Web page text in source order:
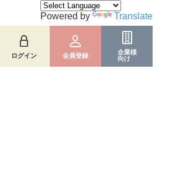
ログイン 会員登録
企業様
向け
Powered by Translate